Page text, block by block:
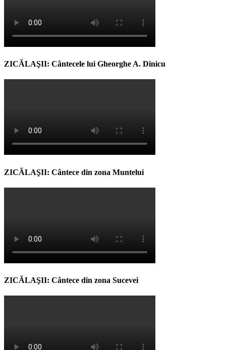
ZICĂLAŞII: Cântecele lui Gheorghe A. Dinicu
ZICĂLAŞII: Cântece din zona Muntelui
ZICĂLAŞII: Cântece din zona Sucevei